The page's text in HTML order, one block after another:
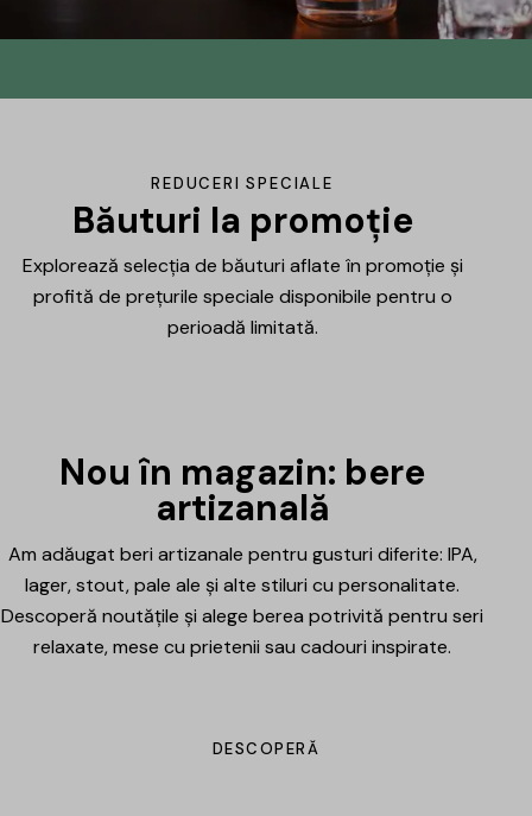
DrinksHub
mulțumire ți-am pregătit un mic cadou.
Află mai multe
REDUCERI SPECIALE
Băuturi la promoție
Explorează selecția de băuturi aflate în promoție și
profită de prețurile speciale disponibile pentru o
perioadă limitată.
Nou în magazin: bere
artizanală
Am adăugat beri artizanale pentru gusturi diferite: IPA,
lager, stout, pale ale și alte stiluri cu personalitate.
Descoperă noutățile și alege berea potrivită pentru seri
relaxate, mese cu prietenii sau cadouri inspirate.
DESCOPERĂ